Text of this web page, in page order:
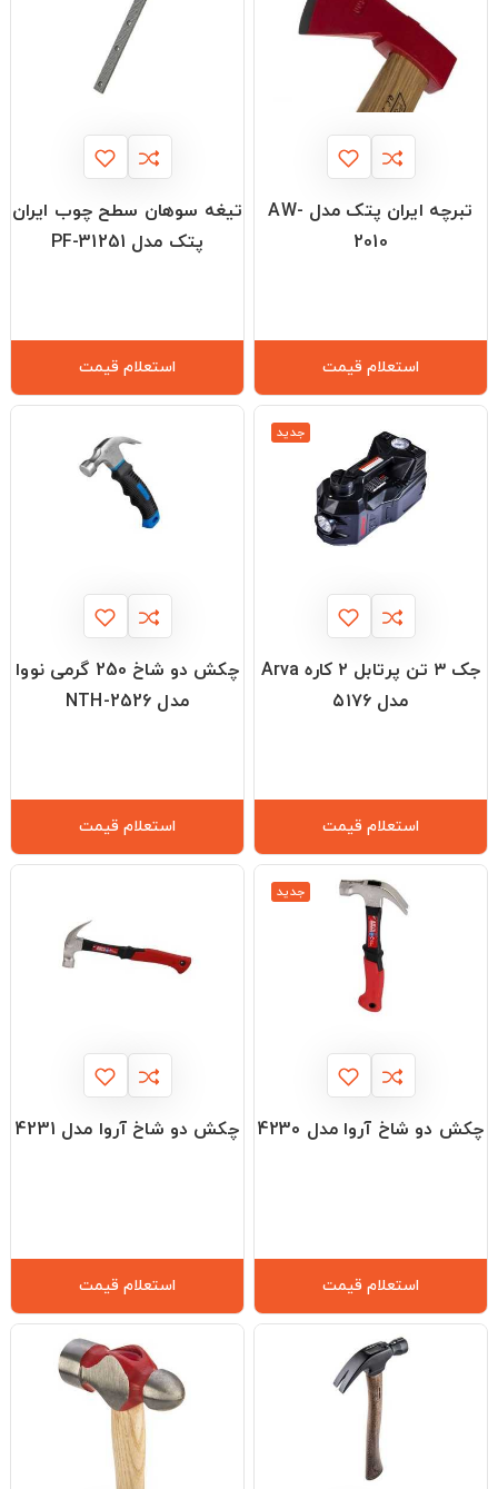
تبرچه ایران پتک مدل AW-
2010
استعلام قیمت
تیغه سوهان سطح چوب ایران
پتک مدل PF-31251
استعلام قیمت
جدید
جک ۳ تن پرتابل ۲ کاره Arva
مدل ۵۱۷۶
استعلام قیمت
چکش دو شاخ 250 گرمی نووا
مدل NTH-2526
استعلام قیمت
جدید
چکش دو شاخ آروا مدل 4230
استعلام قیمت
چکش دو شاخ آروا مدل 4231
استعلام قیمت